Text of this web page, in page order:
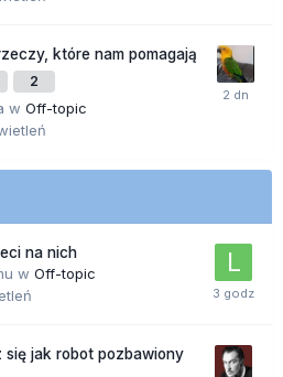
które nam pomagają
2
w Off-topic
na nich
w Off-topic
się jak robot pozbawiony